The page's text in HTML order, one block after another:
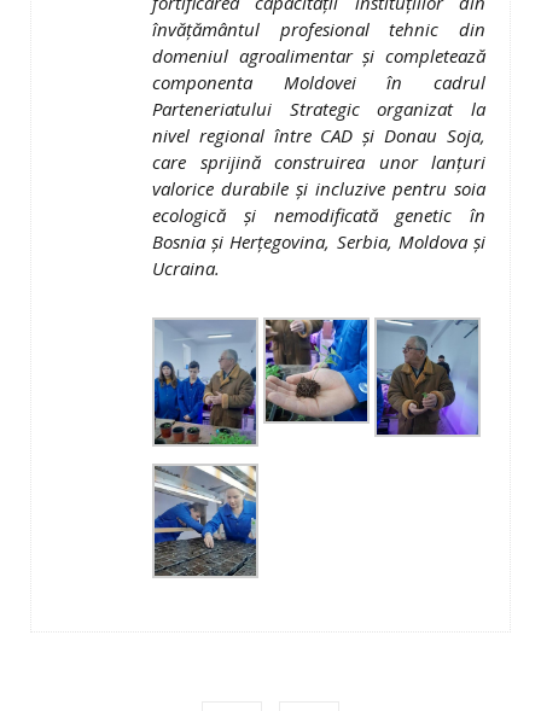
învăţământul profesional tehnic din
domeniul agroalimentar şi completează
componenta Moldovei în cadrul
Parteneriatului Strategic organizat la
nivel regional între CAD şi Donau Soja,
care sprijină construirea unor lanţuri
valorice durabile şi incluzive pentru soia
ecologică şi nemodificată genetic în
Bosnia şi Herţegovina, Serbia, Moldova şi
Ucraina.